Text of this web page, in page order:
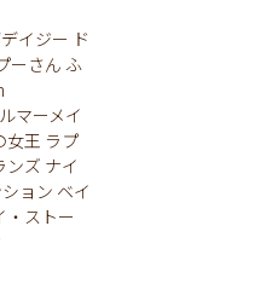
イジー ド
ーさんふ
マーメイ
女王 ラプ
ンズ ナイ
ョン ベイ
・ストー